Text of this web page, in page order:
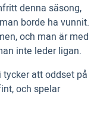
denna säsong,
borde ha vunnit.
och man är med
inte leder ligan.
att oddset på
och spelar